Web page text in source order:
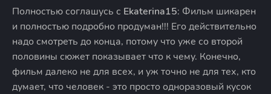
Полностью соглашусь с Ekaterina15: Фильм шикарен
и полностью подробно продуман!!! Его действительно
надо смотреть до конца, потому что уже со второй
половины сюжет показывает что к чему. Конечно,
фильм далеко не для всех, и уж точно не для тех, кто
думает, что человек - это просто одноразовый кусок